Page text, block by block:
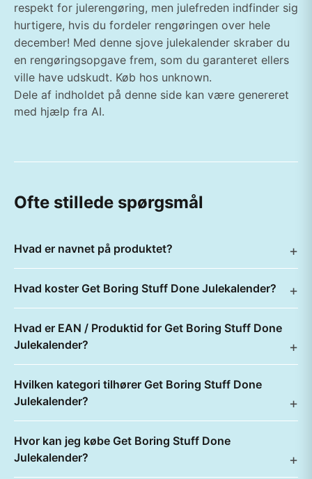
respekt for julerengøring, men julefreden indfinder sig
hurtigere, hvis du fordeler rengøringen over hele
december! Med denne sjove julekalender skraber du
en rengøringsopgave frem, som du garanteret ellers
ville have udskudt. Køb hos unknown.
Dele af indholdet på denne side kan være genereret
med hjælp fra AI.
Ofte stillede spørgsmål
Hvad er navnet på produktet?
Hvad koster Get Boring Stuff Done Julekalender?
Hvad er EAN / Produktid for Get Boring Stuff Done
Julekalender?
Hvilken kategori tilhører Get Boring Stuff Done
Julekalender?
Hvor kan jeg købe Get Boring Stuff Done
Julekalender?